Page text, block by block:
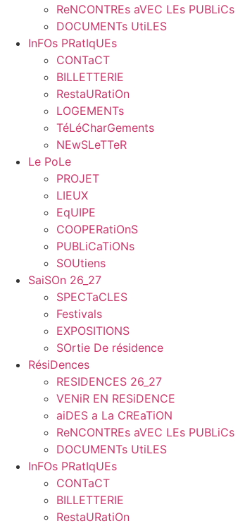
ReNCONTREs aVEC LEs PUBLiCs
DOCUMENTs UtiLES
InFOs PRatIqUEs
CONTaCT
BILLETTERIE
RestaURatiOn
LOGEMENTs
TéLéCharGements
NEwSLeTTeR
Le PoLe
PROJET
LIEUX
EqUIPE
COOPERatiOnS
PUBLiCaTiONs
SOUtiens
SaiSOn 26_27
SPECTaCLES
Festivals
EXPOSITIONS
SOrtie De résidence
RésiDences
RESIDENCES 26_27
VENiR EN RESiDENCE
aiDES a La CREaTiON
ReNCONTREs aVEC LEs PUBLiCs
DOCUMENTs UtiLES
InFOs PRatIqUEs
CONTaCT
BILLETTERIE
RestaURatiOn